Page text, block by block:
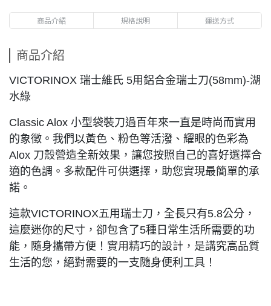
商品介紹 規格說明 運送方式
商品介紹
VICTORINOX 瑞士維氏 5用鋁合金瑞士刀(58mm)-湖
水綠
Classic Alox 小型袋裝刀過百年來一直是時尚而實用
的象徵。我們以黃色、粉色等活潑、耀眼的色彩為
Alox 刀殼營造全新效果，讓您按照自己的喜好選擇合
適的色調。多款配件可供選擇，助您實現最簡單的承
諾。
這款VICTORINOX五用瑞士刀，全長只有5.8公分，
這麼迷你的尺寸，卻包含了5種日常生活所需要的功
能，隨身攜帶方便！實用精巧的設計，是講究高品質
生活的您，絕對需要的一支隨身便利工具！